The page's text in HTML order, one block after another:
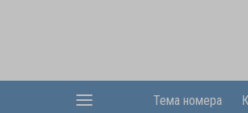
Тема номера